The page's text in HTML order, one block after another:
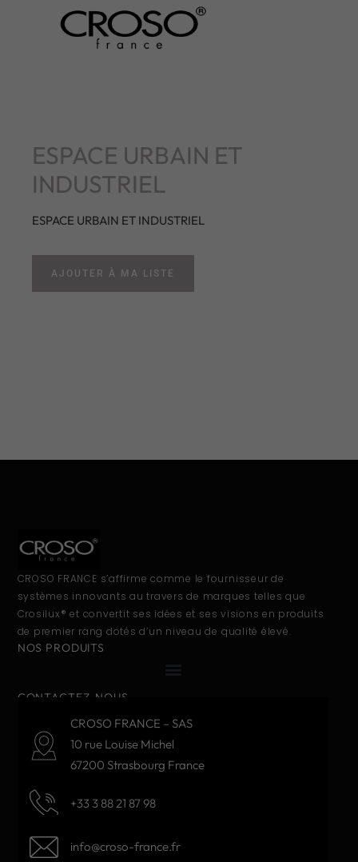
ESPACE URBAIN ET
INDUSTRIEL
ESPACE URBAIN ET INDUSTRIEL
AJOUTER À MA LISTE
CROSO FRANCE s’affirme comme le fournisseur de
systèmes innovants au travers de marques telles que
Crosilux® et convertit ses idées et ses visions en produits
de premier rang dotés d’un niveau de qualité élevé.
NOS PRODUITS
CONTACTEZ-NOUS
CROSO FRANCE – SAS
10 rue Louise Michel
67200 Strasbourg France
+33 3 88 21 87 98
info@croso-france.fr